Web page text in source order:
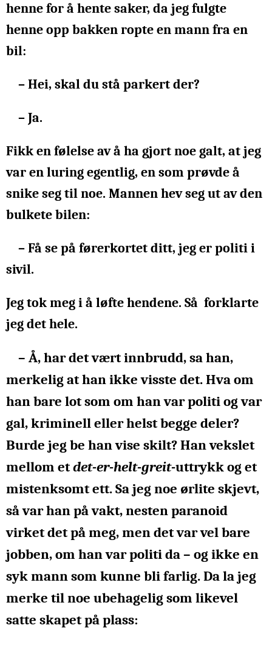
henne for å hente saker, da jeg fulgte
henne opp bakken ropte en mann fra en
bil:
– Hei, skal du stå parkert der?
– Ja.
Fikk en følelse av å ha gjort noe galt, at jeg
var en luring egentlig, en som prøvde å
snike seg til noe. Mannen hev seg ut av den
bulkete bilen:
– Få se på førerkortet ditt, jeg er politi i
sivil.
Jeg tok meg i å løfte hendene. Så forklarte
jeg det hele.
– Å, har det vært innbrudd, sa han,
merkelig at han ikke visste det. Hva om
han bare lot som om han var politi og var
gal, kriminell eller helst begge deler?
Burde jeg be han vise skilt? Han vekslet
mellom etdet-er-helt-greit-uttrykk og et
mistenksomt ett. Sa jeg noe ørlite skjevt,
så var han på vakt, nesten paranoid
virket det på meg, men det var vel bare
jobben, om han var politi da – og ikke en
syk mann som kunne bli farlig.Da la jeg
merke til noe ubehagelig som likevel
satte skapet på plass: